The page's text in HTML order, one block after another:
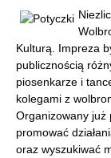
Kulturą. Impreza
publicznością
piosenkarze i
kolegami z
Organizowany już
promować
oraz wyszukiwać